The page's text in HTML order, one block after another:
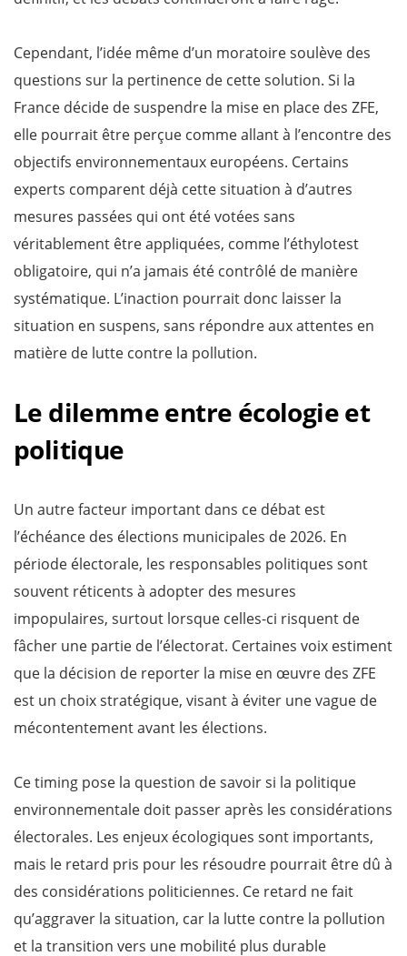
Cependant, l’idée même d’un moratoire soulève des
questions sur la pertinence de cette solution. Si la
France décide de suspendre la mise en place des ZFE,
elle pourrait être perçue comme allant à l’encontre des
objectifs environnementaux européens. Certains
experts comparent déjà cette situation à d’autres
mesures passées qui ont été votées sans
véritablement être appliquées, comme l’éthylotest
obligatoire, qui n’a jamais été contrôlé de manière
systématique. L’inaction pourrait donc laisser la
situation en suspens, sans répondre aux attentes en
matière de lutte contre la pollution.
Le dilemme entre écologie et
politique
Un autre facteur important dans ce débat est
l’échéance des élections municipales de 2026. En
période électorale, les responsables politiques sont
souvent réticents à adopter des mesures
impopulaires, surtout lorsque celles-ci risquent de
fâcher une partie de l’électorat. Certaines voix estiment
que la décision de reporter la mise en œuvre des ZFE
est un choix stratégique, visant à éviter une vague de
mécontentement avant les élections.
Ce timing pose la question de savoir si la politique
environnementale doit passer après les considérations
électorales. Les enjeux écologiques sont importants,
mais le retard pris pour les résoudre pourrait être dû à
des considérations politiciennes. Ce retard ne fait
qu’aggraver la situation, car la lutte contre la pollution
et la transition vers une mobilité plus durable